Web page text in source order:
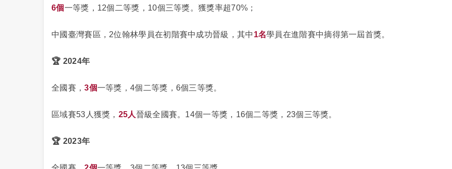
6個一等獎，12個二等獎，10個三等獎。獲獎率超70%；
中國臺灣賽區，2位翰林學員在初階賽中成功晉級，其中 1名學員在進階賽中摘得第一屆首獎。
🏆 2024年
全國賽，3個一等獎，4個二等獎，6個三等獎。
區域賽53人獲獎， 25人晉級全國賽。14個一等獎，16個二等獎，23個三等獎。
🏆 2023年